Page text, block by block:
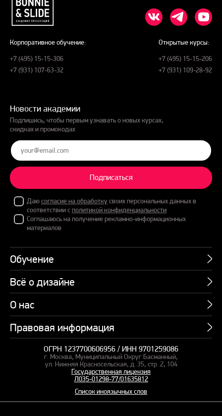
Корпоративное обучение:
+7 (495) 15-15-306
+7 (931) 107-63-32
Открытые курсы:
+7 (495) 15-15-206
+7 (931) 109-28-92
Новости академии
Подпишись, чтобы первым узнавать о новых курсах,
скидках и промокодах
Подписаться
Даюсогласие на обработкусвоих персональных данных в
соответствии сполитикой конфиденциальности
Соглашаюсь на получение рекламно-информационных
материалов
Обучение
Курсы
Пакетные предложения
Профессии
Подарочные сертификаты
Корпоративное обучение
Курсы для сотрудников
Пакетные предложения
Всё о дизайне
Учебник по презентациям
Банк слайдов
Вебинары
Студия дизайна
Заказать презентацию
О нас
Об академии
СМИ о нас
Правовая информация
Карта сайта
Оферта и лицензия
Политика конфиденциальности
ОГРН 1237700606956 / ИНН 9701259086
г. Москва, Муниципальный Округ Басманный,
ул. Нижняя Красносельская, д. 35, стр. 2, 104
Государственная лицензия
Л035-01298-77/01635812
Список иноязычных слов